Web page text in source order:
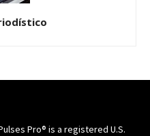
Pro® is a registered U.S.